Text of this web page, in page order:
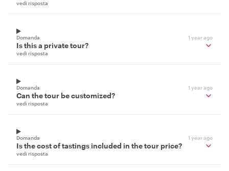
vedi risposta
Domanda 1 year ago
Is this a private tour?
vedi risposta
Domanda 1 year ago
Can the tour be customized?
vedi risposta
Domanda 1 year ago
Is the cost of tastings included in the tour price?
vedi risposta